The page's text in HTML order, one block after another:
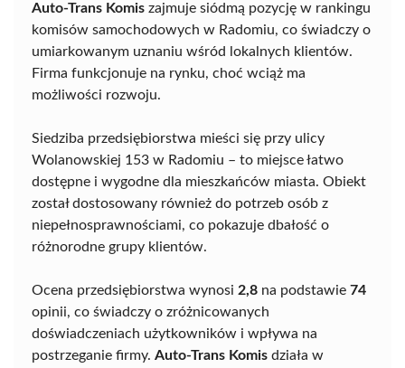
Auto-Trans Komis zajmuje siódmą pozycję w rankingu
komisów samochodowych w Radomiu, co świadczy o
umiarkowanym uznaniu wśród lokalnych klientów.
Firma funkcjonuje na rynku, choć wciąż ma
możliwości rozwoju.
Siedziba przedsiębiorstwa mieści się przy ulicy
Wolanowskiej 153 w Radomiu – to miejsce łatwo
dostępne i wygodne dla mieszkańców miasta. Obiekt
został dostosowany również do potrzeb osób z
niepełnosprawnościami, co pokazuje dbałość o
różnorodne grupy klientów.
Ocena przedsiębiorstwa wynosi 2,8 na podstawie 74
opinii, co świadczy o zróżnicowanych
doświadczeniach użytkowników i wpływa na
postrzeganie firmy. Auto-Trans Komis działa w